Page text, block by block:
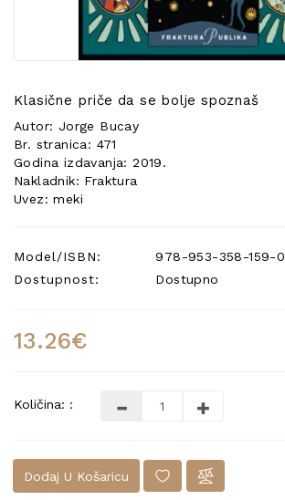
Klasične priče da se bolje spoznaš
Autor: Jorge Bucay
Br. stranica: 471
Godina izdavanja: 2019.
Nakladnik: Fraktura
Uvez: meki
Model/ISBN:
978-953-358-159-0
Dostupnost:
Dostupno
13.26€
Količina: :
Dodaj U Košaricu